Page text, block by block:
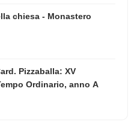
chiesa - Monastero
Pizzaballa: XV
Ordinario, anno A